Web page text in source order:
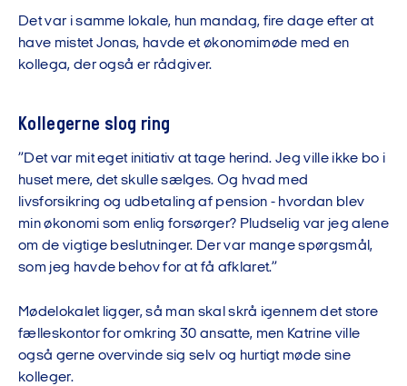
Det var i samme lokale, hun mandag, fire dage efter at
have mistet Jonas, havde et økonomimøde med en
kollega, der også er rådgiver.
Kollegerne slog ring
”Det var mit eget initiativ at tage herind. Jeg ville ikke bo i
huset mere, det skulle sælges. Og hvad med
livsforsikring og udbetaling af pension - hvordan blev
min økonomi som enlig forsørger? Pludselig var jeg alene
om de vigtige beslutninger. Der var mange spørgsmål,
som jeg havde behov for at få afklaret.”
Mødelokalet ligger, så man skal skrå igennem det store
fælleskontor for omkring 30 ansatte, men Katrine ville
også gerne overvinde sig selv og hurtigt møde sine
kolleger.